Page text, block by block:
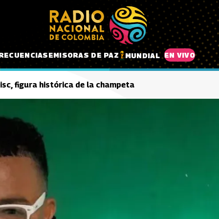
EMISORAS DE PAZ MUNDIAL EN VIVO
figura histórica de la champeta